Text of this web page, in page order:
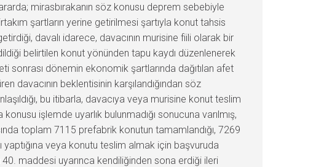
mirasbırakanın söz konusu deprem sebebiyle
şartların yerine getirilmesi şartıyla konut tahsis
davalı idarece, davacının murisine fiili olarak bir
belirtilen konut yönünden tapu kaydı düzenlenerek
sonrası dönemin ekonomik şartlarında dağıtılan afet
davacının beklentisinin karşılandığından söz
bu itibarla, davacıya veya murisine konut teslim
işlemde uyarlık bulunmadığı sonucuna varılmış,
toplam 7115 prefabrik konutun tamamlandığı, 7269
veya konutu teslim almak için başvuruda
40. maddesi uyarınca kendiliğinden sona erdiği ileri